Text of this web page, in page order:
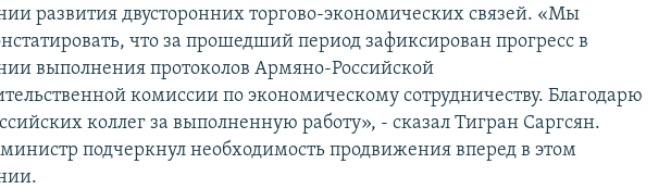
развития двусторонних торгово-экономических связей. «Мы
что за прошедший период зафиксирован прогресс в
выполнения протоколов Армяно-Российской
комиссии по экономическому сотрудничеству. Благодарю
коллег за выполненную работу», - сказал Тигран Саргсян.
подчеркнул необходимость продвижения вперед в этом